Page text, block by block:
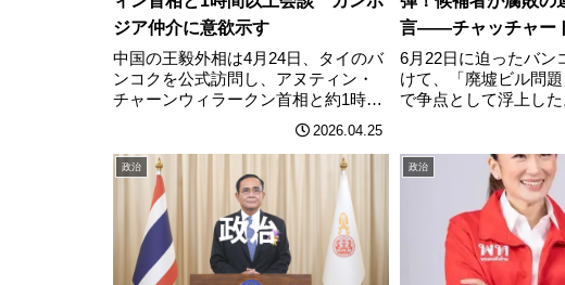
ジア仲介に意欲示す
中国の王毅外相は4月24日、タイのバ
ンコクを公式訪問し、アヌティン・
チャーンウィラークン首相と約1時間
以上にわたって会談した。両国の二
国間パートナーシップの強化、カン
ボジア情勢、および国境を越えた組
織犯罪（特にオンライン詐欺）の撲
滅などを主………
2026.04.25
言——チャッチャー
イワット陣営の火花
6月22日に迫ったバン
けて、「廃墟ビル問
で争点として浮上し
内に放置された廃墟ビ
地利用の不透明さと
そこには複雑な利権の
いるとされ、候補者た
の打開策を公………
政治 政治